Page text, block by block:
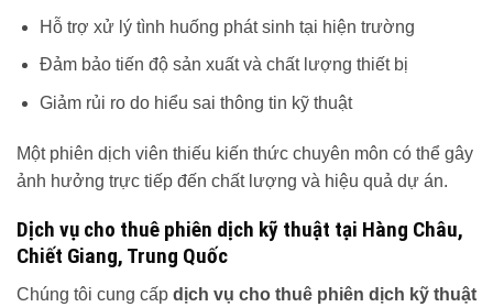
Hỗ trợ xử lý tình huống phát sinh tại hiện trường
Đảm bảo tiến độ sản xuất và chất lượng thiết bị
Giảm rủi ro do hiểu sai thông tin kỹ thuật
Một phiên dịch viên thiếu kiến thức chuyên môn có thể gây
ảnh hưởng trực tiếp đến chất lượng và hiệu quả dự án.
Dịch vụ cho thuê phiên dịch kỹ thuật tại Hàng Châu,
Chiết Giang, Trung Quốc
Chúng tôi cung cấp dịch vụ cho thuê phiên dịch kỹ thuật